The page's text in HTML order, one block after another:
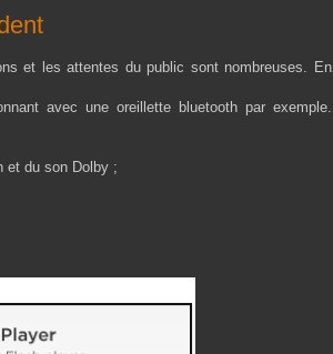
et les attentes du public sont nombreuses. En
avec une oreillette bluetooth par exemple.
et du son Dolby ;